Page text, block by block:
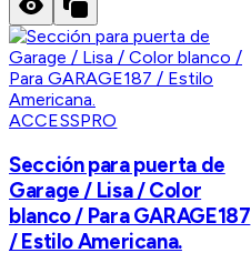
ACCESSPRO
Sección para puerta de
Garage / Lisa / Color
blanco / Para GARAGE187
/ Estilo Americana.